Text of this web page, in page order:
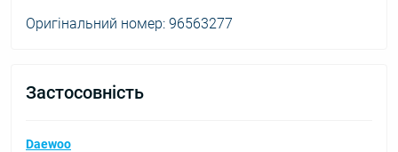
Оригінальний номер: 96563277
Застосовність
Daewoo